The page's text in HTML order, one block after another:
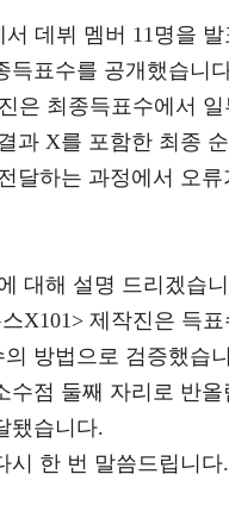
데뷔 멤버 11명을
득표수를 공개했습니
은 최종득표수에서
과 X를 포함한 최종
달하는 과정에서 오
대해 설명 드리겠습
X101> 제작진은 득
방법으로 검증했습
점 둘째 자리로 반
됐습니다.
시 한 번 말씀드립니다.